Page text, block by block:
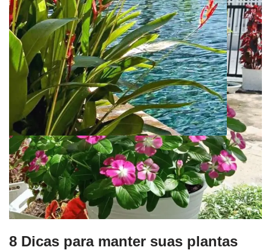
8 Dicas para manter suas plantas